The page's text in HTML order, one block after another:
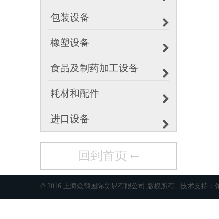
包装设备
橡塑设备
食品及制药加工设备
耗材和配件
进口设备
回到首页
© 2016 上海众鹤国际贸易有限公司 版权所有 技术支持：